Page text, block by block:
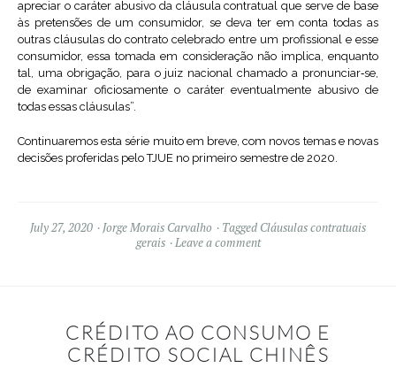
apreciar o caráter abusivo da cláusula contratual que serve de base
às pretensões de um consumidor, se deva ter em conta todas as
outras cláusulas do contrato celebrado entre um profissional e esse
consumidor, essa tomada em consideração não implica, enquanto
tal, uma obrigação, para o juiz nacional chamado a pronunciar‑se,
de examinar oficiosamente o caráter eventualmente abusivo de
todas essas cláusulas”.
Continuaremos esta série muito em breve, com novos temas e novas
decisões proferidas pelo TJUE no primeiro semestre de 2020.
July 27, 2020 Jorge Morais Carvalho Tagged Cláusulas contratuais
gerais
Leave a comment
CRÉDITO AO CONSUMO E
CRÉDITO SOCIAL CHINÊS